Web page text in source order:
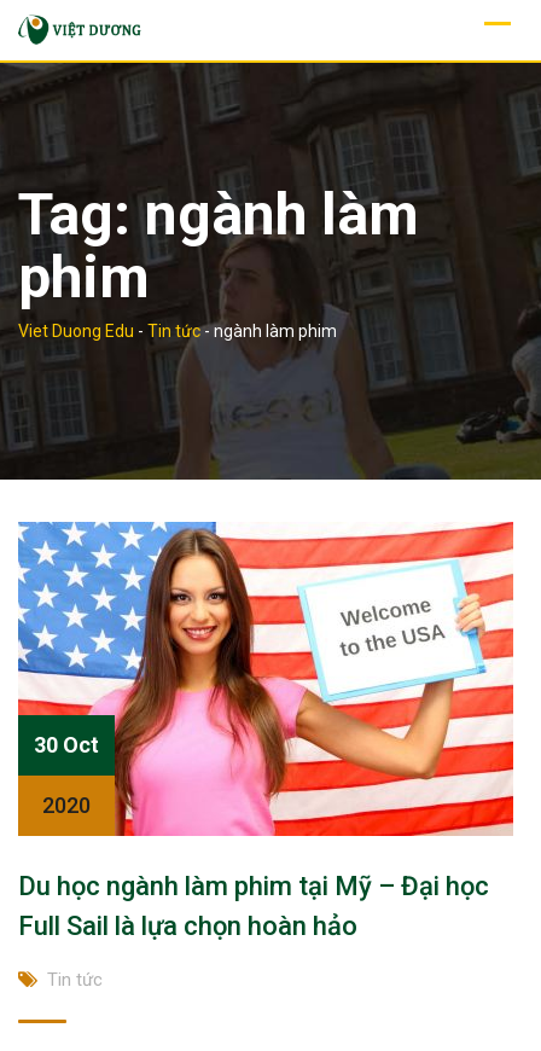
Skip
content
Tag:ngành làm
phim
Viet Duong Edu - Tin tức- ngành làm phim
30 Oct
2020
Du học ngành làm phim tại Mỹ – Đại học
Full Sail là lựa chọn hoàn hảo
Tin tức